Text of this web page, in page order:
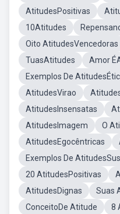
AtitudesPositivas
10Atitudes
Oito AtitudesVencedoras
TuasAtitudes
Amor
Exemplos De
AtitudesVirao
AtitudesInsensatas
AtitudesImagem
O
AtitudesEgocêntricas
Exemplos De
20 AtitudesPositivas
AtitudesDignas
Suas
ConceitoDe Atitude
8